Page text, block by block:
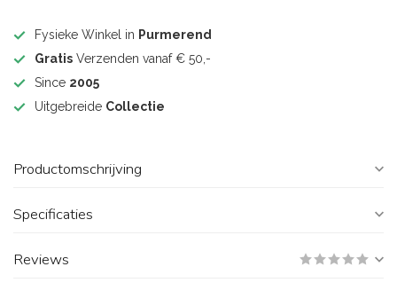
Fysieke Winkel in Purmerend
Gratis Verzenden vanaf € 50,-
Since 2005
Uitgebreide Collectie
Productomschrijving
Specificaties
Reviews